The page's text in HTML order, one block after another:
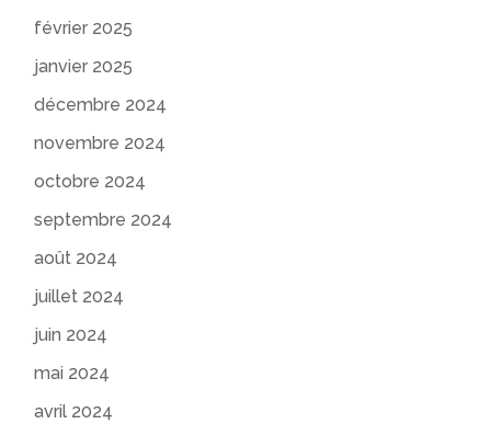
février 2025
janvier 2025
décembre 2024
novembre 2024
octobre 2024
septembre 2024
août 2024
juillet 2024
juin 2024
mai 2024
avril 2024